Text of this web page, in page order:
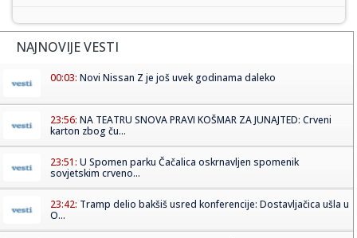
NAJNOVIJE VESTI
00:03: Novi Nissan Z je još uvek godinama daleko
23:56: NA TEATRU SNOVA PRAVI KOŠMAR ZA JUNAJTED: Crveni
karton zbog ču...
23:51: U Spomen parku Čačalica oskrnavljen spomenik
sovjetskim crveno...
23:42: Tramp delio bakšiš usred konferencije: Dostavljačica ušla u
O...